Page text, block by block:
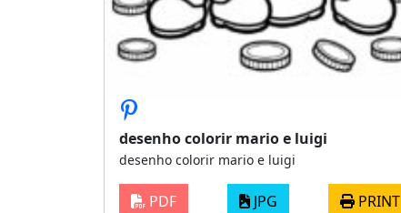
desenho colorir mario e luigi
desenho colorir mario e luigi
PDF JPG PRINT